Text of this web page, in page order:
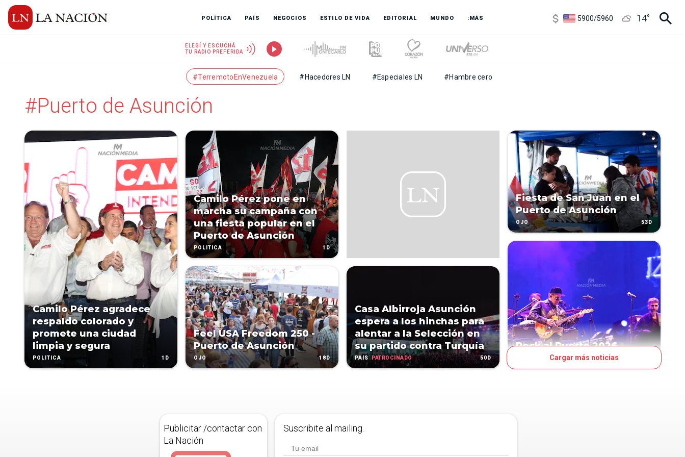
POLÍTICA PAÍS NEGOCIOS ESTILO DE VIDA EDITORIAL MUNDO :MÁS
5900/5960
14°
ELEGÍ Y ESCUCHÁ
TU RADIO PREFERIDA
#TerremotoEnVenezuela #Hacedores LN #Especiales LN #Hambre cero
#Puerto de Asunción
Camilo Pérez agradece
respaldo colorado y
promete una ciudad
limpia y segura
POLÍTICA 1D
Camilo Pérez pone en
marcha su campaña con
una fiesta popular en el
Puerto de Asunción
POLÍTICA 1D
Feel USA Freedom 250 -
Puerto de Asunción
OJO 18D
Casa Albirroja Asunción
espera a los hinchas para
alentar a la Selección en
su partido contra Turquía
PAÍS PATROCINADO 50D
Fiesta de San Juan en el
Puerto de Asunción
OJO 53D
Rock al Puerto 2026
Cargar más noticias
Publicitar /contactar con
La Nación
Suscribite al mailing.